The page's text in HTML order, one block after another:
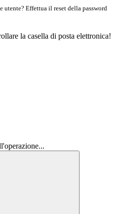
utente? Effettua il reset della password
la casella di posta elettronica!